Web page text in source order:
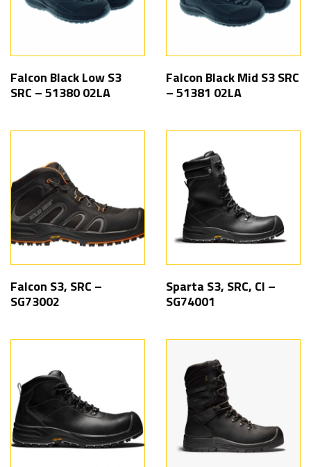
Falcon Black Low S3
SRC – 51380 02LA
Falcon Black Mid S3 SRC
– 51381 02LA
Falcon S3, SRC –
SG73002
Sparta S3, SRC, CI –
SG74001